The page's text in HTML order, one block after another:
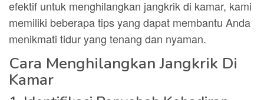
efektif untuk menghilangkan jangkrik di kamar, kami
memiliki beberapa tips yang dapat membantu Anda
menikmati tidur yang tenang dan nyaman.
Cara Menghilangkan Jangkrik Di
Kamar